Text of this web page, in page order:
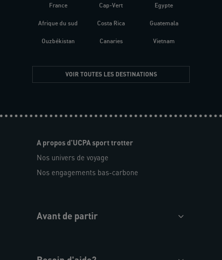
France
Afrique du sud
Ouzbékistan
Cap-Vert
Costa Rica
Canaries
Egypte
Guatemala
Vietnam
VOIR TOUTES LES DESTINATIONS
A propos d'UCPA sport trotter
Nos univers de voyage
Nos engagements bas-carbone
Avant de partir